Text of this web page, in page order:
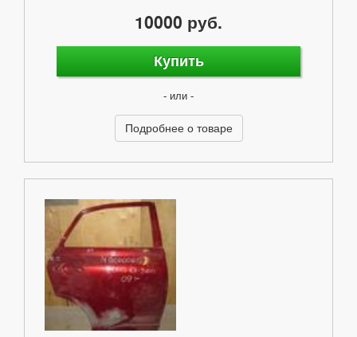
10000 руб.
Купить
- или -
Подробнее о товаре